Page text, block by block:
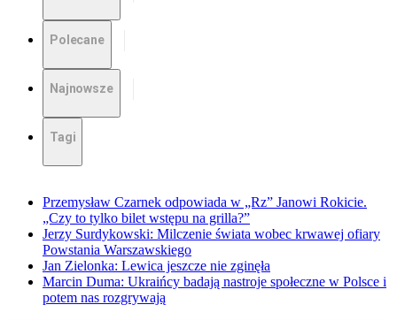
Polecane
Najnowsze
Tagi
Przemysław Czarnek odpowiada w „Rz” Janowi Rokicie.
„Czy to tylko bilet wstępu na grilla?”
Jerzy Surdykowski: Milczenie świata wobec krwawej ofiary
Powstania Warszawskiego
Jan Zielonka: Lewica jeszcze nie zginęła
Marcin Duma: Ukraińcy badają nastroje społeczne w Polsce i
potem nas rozgrywają